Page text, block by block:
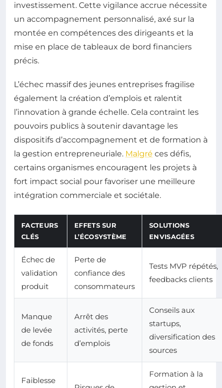
investissement. Cette vigilance accrue nécessite
un accompagnement personnalisé, axé sur la
montée en compétences des dirigeants et la
mise en place de tableaux de bord financiers
précis.
L’échec massif des jeunes entreprises fragilise
également la création d’emplois et ralentit
l’innovation à grande échelle. Cela contraint les
pouvoirs publics à soutenir davantage les
dispositifs d’accompagnement et de formation à
la gestion entrepreneuriale. Malgré ces défis,
certains organismes encouragent les projets à
fort impact social pour favoriser une meilleure
intégration commerciale et sociétale.
FACTEURS
CLÉS
EFFETS SUR
L’ÉCOSYSTÈME
SOLUTIONS
ENVISAGÉES
Échec de
validation
produit
Perte de
confiance des
consommateurs
Tests MVP répétés,
feedbacks clients
Manque
de levée
de fonds
Arrêt des
activités, perte
d’emplois
Conseils aux
startups,
diversification des
sources
Faiblesse
Formation à la